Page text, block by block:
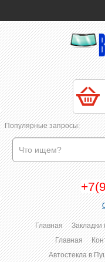
Популярные запросы:
Главная Закладки
Главная
Автостекла в